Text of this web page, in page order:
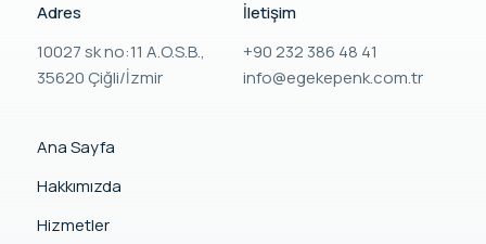
Adres
10027 sk no:11 A.O.S.B.,
35620 Çiğli/İzmir
İletişim
+90 232 386 48 41
info@egekepenk.com.tr
Ana Sayfa
Hakkımızda
Hizmetler